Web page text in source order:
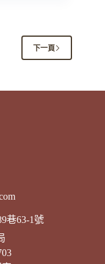
下一頁
巷63-1號